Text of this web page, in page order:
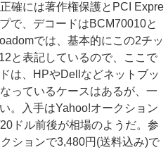
確には著作権保護とPCI Expre
で、デコードはBCM70010と
では、基本的にこの2チッ
と表記しているので、ここで
は、HPやDellなどネットブッ
っているケースはあるが、一
。入手はYahoo!オークション
ドル前後が相場のようだ。参
ションで3,480円(送料込み)で